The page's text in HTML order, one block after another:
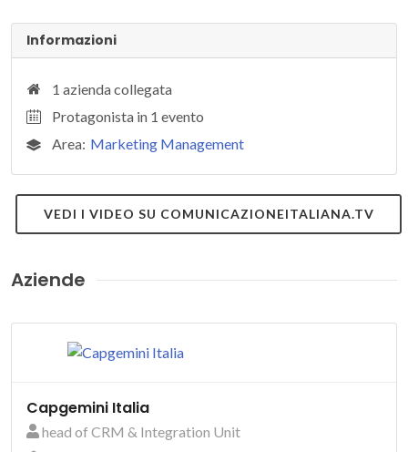
Informazioni
1 azienda collegata
Protagonista in 1 evento
Area: Marketing Management
VEDI I VIDEO SU COMUNICAZIONEITALIANA.TV
Aziende
Capgemini Italia
head of CRM & Integration Unit